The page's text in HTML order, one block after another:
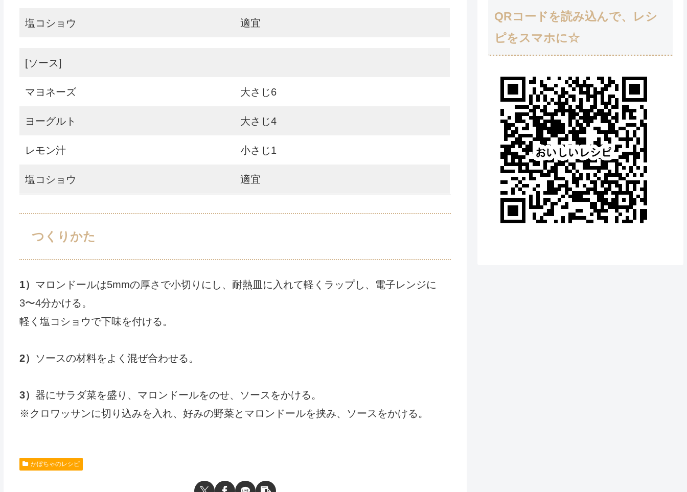
塩コショウ 適宜
[ソース]
マヨネーズ 大さじ6
ヨーグルト 大さじ4
レモン汁 小さじ1
塩コショウ 適宜
つくりかた
1） マロンドールは5mmの厚さで小切りにし、耐熱皿に入れて軽くラップし、電子レンジに
3〜4分かける。
軽く塩コショウで下味を付ける。
2） ソースの材料をよく混ぜ合わせる。
3） 器にサラダ菜を盛り、マロンドールをのせ、ソースをかける。
※クロワッサンに切り込みを入れ、好みの野菜とマロンドールを挟み、ソースをかける。
かぼちゃのレシピ
QRコードを読み込んで、レシ
ピをスマホに☆